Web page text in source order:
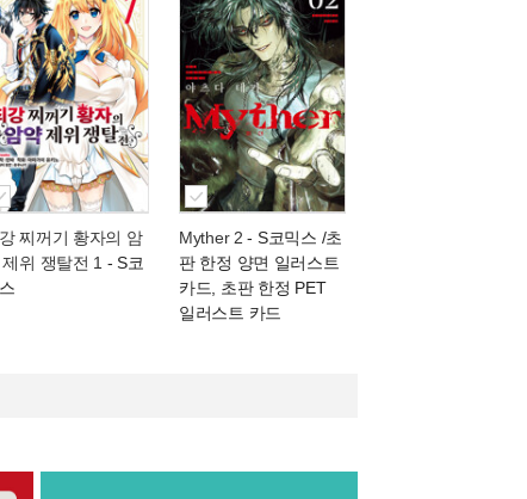
찌꺼기 황자의 암
제위 쟁탈전 1 - S코
Myther 2 - S코믹스 /초
판 한정 양면 일러스트
카드, 초판 한정 PET
일러스트 카드